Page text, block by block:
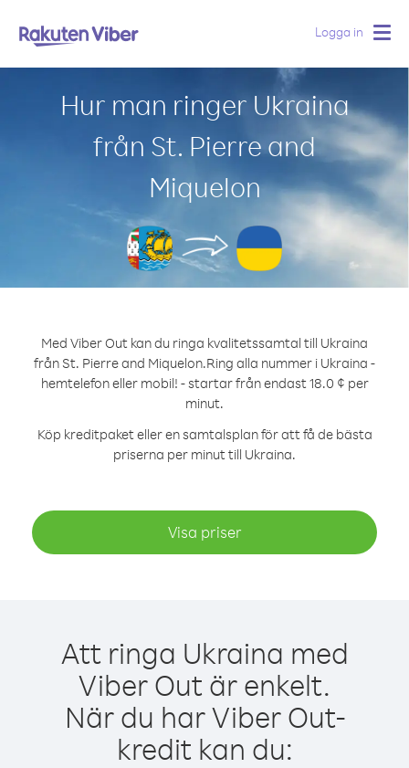
Logga in
Hur man ringer Ukraina
från St. Pierre and
Miquelon
Med Viber Out kan du ringa kvalitetssamtal till Ukraina
från St. Pierre and Miquelon.Ring alla nummer i Ukraina -
hemtelefon eller mobil! - startar från endast 18.0 ¢ per
minut.
Köp kreditpaket eller en samtalsplan för att få de bästa
priserna per minut till Ukraina.
Visa priser
Att ringa Ukraina med
Viber Out är enkelt.
När du har Viber Out-
kredit kan du: